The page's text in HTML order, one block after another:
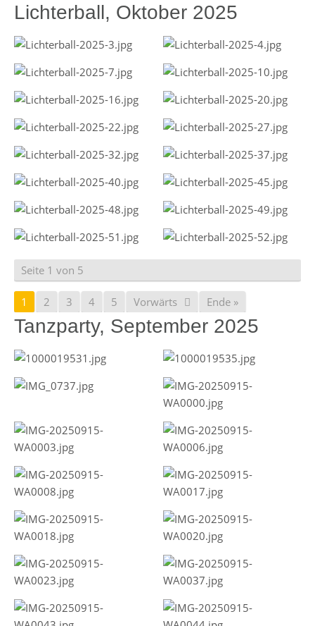
Lichterball, Oktober 2025
Seite 1 von 5
1 2 3 4 5 Vorwärts Ende »
Tanzparty, September 2025